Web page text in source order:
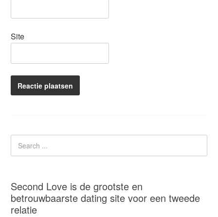
Site
Second Love is de grootste en
betrouwbaarste dating site voor een tweede
relatie